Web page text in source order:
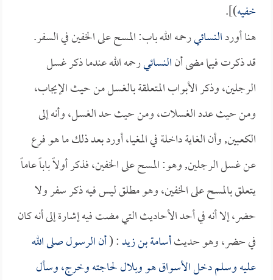
خفيه)].
هنا أوردالنسائيرحمه الله باب: المسح على الخفين في السفر.
قد ذكرت فيما مضى أنالنسائيرحمه الله عندما ذكر غسل
الرجلين، وذكر الأبواب المتعلقة بالغسل من حيث الإيجاب،
ومن حيث عدد الغسلات، ومن حيث حد الغسل، وأنه إلى
الكعبين, وأن الغاية داخلة في المغيا، أورد بعد ذلك ما هو فرع
عن غسل الرجلين, وهو: المسح على الخفين، فذكر أولاً باباً عاماً
يتعلق بالمسح على الخفين، وهو مطلق ليس فيه ذكر سفر ولا
حضر، إلا أنه في أحد الأحاديث التي مضت فيه إشارة إلى أنه كان
في حضر، وهو حديثأسامة بن زيد: (أن الرسول صلى الله
عليه وسلم دخل الأسواق هو وبلاللحاجته وخرج، وسأل